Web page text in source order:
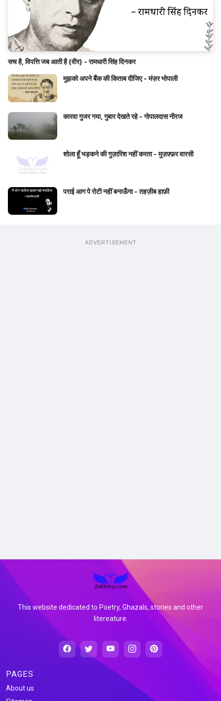
सच है, विपत्ति जब आती है (वीर) - रामधारी सिंह दिनकर
मुझको अपने बैंक की किताब दीजिए - मंज़र भोपाली
कारवा गुजर गया, गुबार देखते रहे - गोपालदास नीरज
शोला हूँ भड़कने की गुज़ारिश नहीं करता - मुज़फ़्फ़र वारसी
पराई आग पे रोटी नहीं बनाऊँगा - तहज़ीब हाफ़ी
ADVERTISEMENT
This website dedicated to Poetry, Ghazals, stories and other
litereature.
PAGES
About us